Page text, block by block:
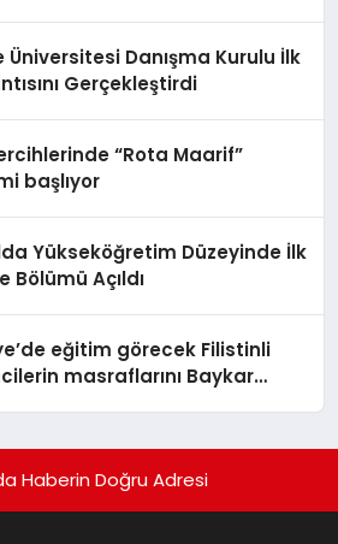
Üniversitesi Danışma Kurulu İlk
Gerçekleştirdi
“Rota Maarif”
başlıyor
Yükseköğretim Düzeyinde İlk
Bölümü Açıldı
eğitim görecek Filistinli
masraflarını Baykar
Haberin Doğru Adresi